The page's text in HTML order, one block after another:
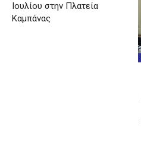
Ιουλίου στην Πλατεία
Καμπάνας